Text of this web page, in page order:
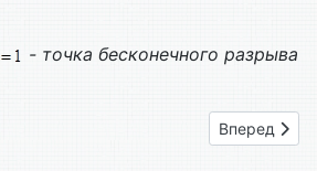
- точка бесконечного разрыва
№ 01 Вперед